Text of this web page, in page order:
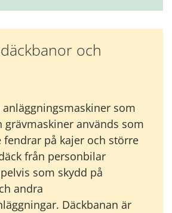
och
som
grävmaskiner används som
på kajer och större
från personbilar
som skydd på
andra
Däckbanan är